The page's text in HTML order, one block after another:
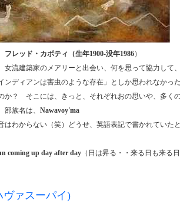
フレッド・カボティ（生年1900-没年1986）
女流建築家のメアリーと出会い、何を思って協力して
ンディアンは害虫のような存在」としか思われなかっ
か？ そこには、きっと、それぞれおの思いや、多くの
部族名は、 Nawavoy'ma
わからない（笑）どうせ、英語表記で書かれていた
coming up day after day（日は昇る・・来る日も来る日
ヴァスーパイ)